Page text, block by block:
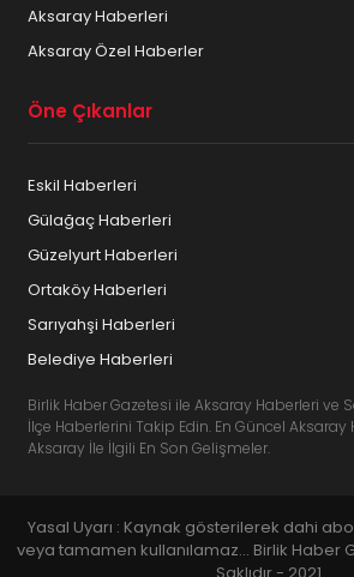
Aksaray Haberleri
Aksaray Özel Haberler
Öne Çıkanlar
Eskil Haberleri
Gülağaç Haberleri
Güzelyurt Haberleri
Ortaköy Haberleri
Sarıyahşi Haberleri
Belediye Haberleri
Birlik Haber Gazetesi ile Aksaray Haberleri ve
İlçe Haberlerini Takip Edin. En Güncel Aksaray
Aksaray İle İlgili En Son Gelişmeler.
Yasal Uyarı : Kaynak gösterilerek dahi
veya tamamen kullanılamaz... Birlik Haber